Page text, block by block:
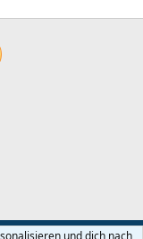
und dich nach